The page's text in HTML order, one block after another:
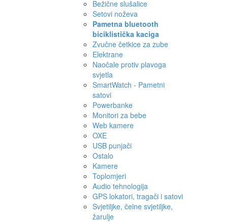
Bežične slušalice
Setovi noževa
Pametna bluetooth
biciklistička kaciga
Zvučne četkice za zube
Elektrane
Naočale protiv plavoga
svjetla
SmartWatch - Pametni
satovi
Powerbanke
Monitori za bebe
Web kamere
OXE
USB punjači
Ostalo
Kamere
Toplomjeri
Audio tehnologija
GPS lokatori, tragači i satovi
Svjetiljke, čelne svjetiljke,
žarulje